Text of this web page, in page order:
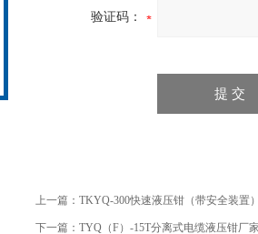
验证码：
上一篇： TKYQ-300快速液压钳（带安全装置
下一篇： TYQ（F）-15T分离式电缆液压钳厂家